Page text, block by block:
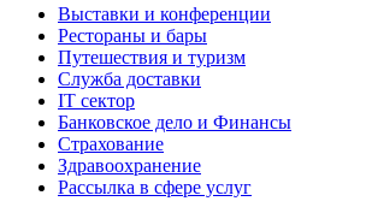
Выставки и конференции
Рестораны и бары
Путешествия и туризм
Служба доставки
IT сектор
Банковское дело и Финансы
Страхование
Здравоохранение
Рассылка в сфере услуг